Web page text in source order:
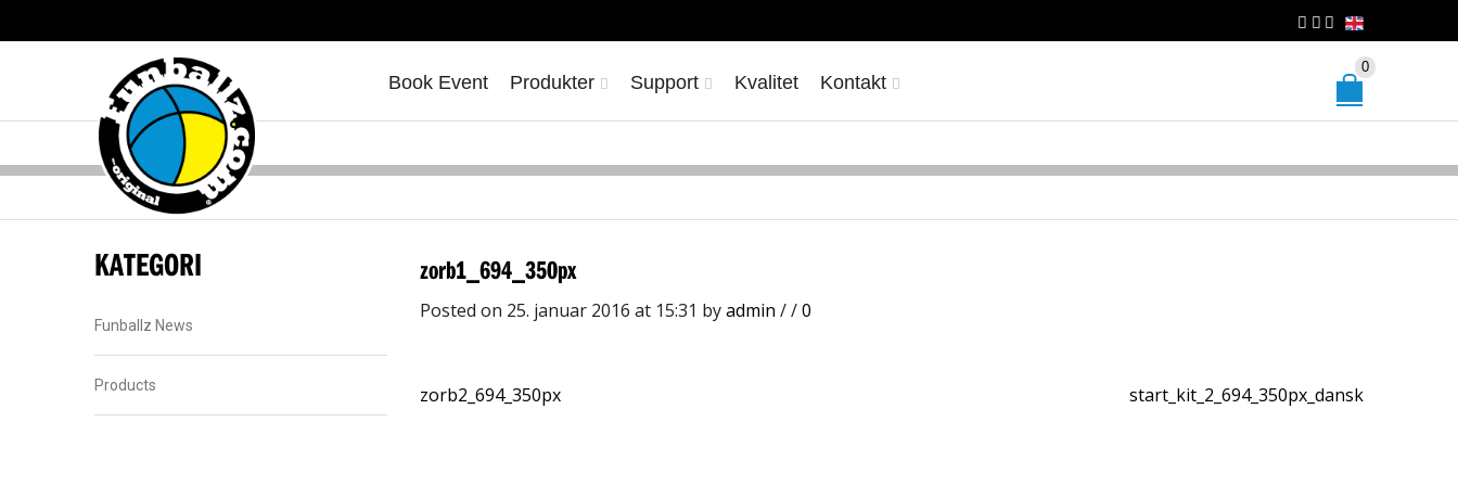
Book Event Produkter Support Kvalitet Kontakt
0
zorb1_694_350px
Posted on 25. januar 2016 at 15:31 byadmin //0
zorb2_694_350px start_kit_2_694_350px_dansk
KATEGORI
Funballz News
Products